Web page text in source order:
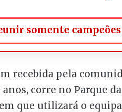
somente
recebida pela
corre no Parque
que utilizará o